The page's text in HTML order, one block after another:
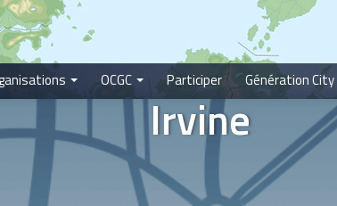
OCGC Participer Génération City
Irvine